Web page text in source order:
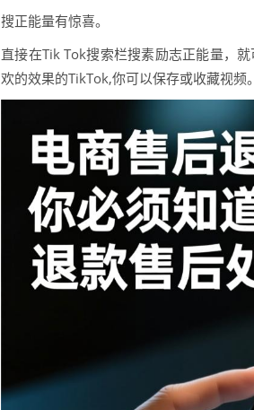
搜正能量有惊喜。
直接在Tik Tok搜索栏搜素励志正能量，
欢的效果的TikTok,你可以保存或收藏视频